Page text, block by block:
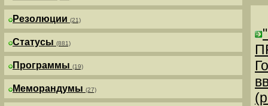
Резолюции (21)
Статусы (881)
Программы (19)
Меморандумы (27)